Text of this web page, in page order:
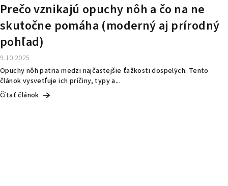
Prečo vznikajú opuchy nôh a čo na ne
skutočne pomáha (moderný aj prírodný
pohľad)
9.10.2025
Opuchy nôh patria medzi najčastejšie ťažkosti dospelých. Tento
článok vysvetľuje ich príčiny, typy a...
Čítať článok